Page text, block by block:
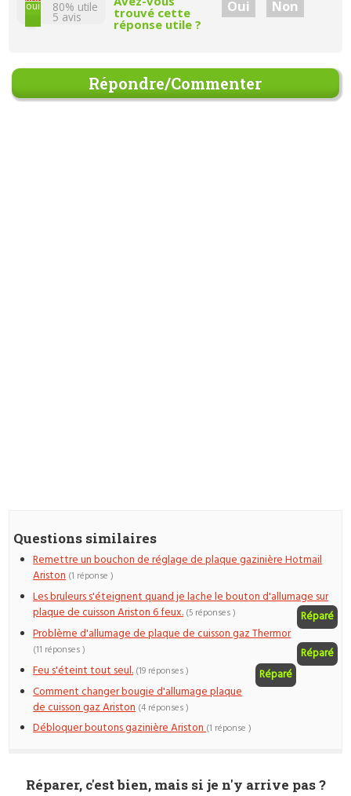
oui 80% utile
5 avis trouvé cette
réponse utile ?
Oui Non
Répondre/Commenter
Questions similaires
Remettre un bouchon de réglage de plaque gazinière Hotmail
Ariston (1 réponse )
Les bruleurs s'éteignent quand je lache le bouton d'allumage sur
plaque de cuisson Ariston 6 feux.
Réparé
(5 réponses )
Problème d'allumage de plaque de cuisson gaz Thermor
Réparé
(11 réponses )
Feu s'éteint tout seul. Réparé
(19 réponses )
Comment changer bougie d'allumage plaque
de cuisson gaz Ariston (4 réponses )
Débloquer boutons gazinière Ariston(1 réponse )
Réparer, c'est bien, mais si je n'y arrive pas ?